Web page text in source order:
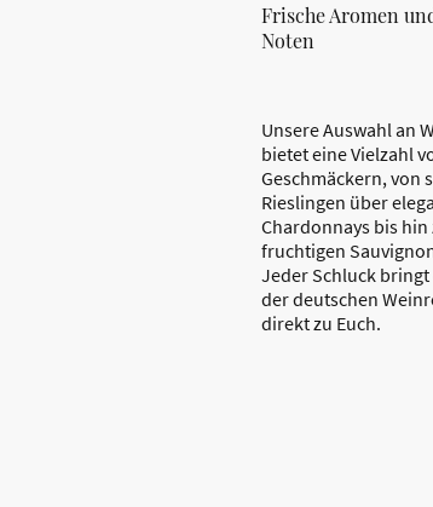
Frische Aromen
Noten
Unsere Auswahl an
bietet eine Vielzahl
Geschmäckern, von
Rieslingen über
Chardonnays bis hin
fruchtigen
Jeder Schluck bringt
der deutschen
direkt zu Euch.